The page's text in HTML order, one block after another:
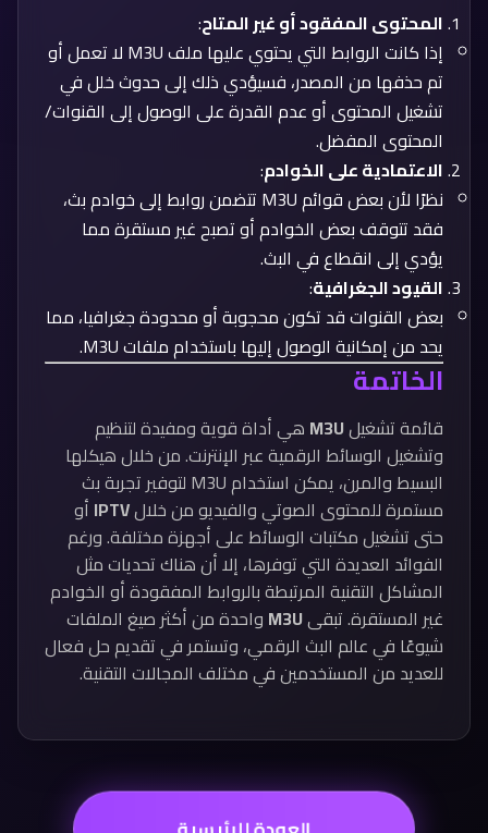
المحتوى المفقود أو غير المتاح:
إذا كانت الروابط التي يحتوي عليها ملف M3U لا تعمل أو
تم حذفها من المصدر، فسيؤدي ذلك إلى حدوث خلل في
تشغيل المحتوى أو عدم القدرة على الوصول إلى القنوات/
المحتوى المفضل.
الاعتمادية على الخوادم:
نظرًا لأن بعض قوائم M3U تتضمن روابط إلى خوادم بث،
فقد تتوقف بعض الخوادم أو تصبح غير مستقرة مما
يؤدي إلى انقطاع في البث.
القيود الجغرافية:
بعض القنوات قد تكون محجوبة أو محدودة جغرافيا، مما
يحد من إمكانية الوصول إليها باستخدام ملفات M3U.
الخاتمة
قائمة تشغيلM3U هي أداة قوية ومفيدة لتنظيم
وتشغيل الوسائط الرقمية عبر الإنترنت. من خلال هيكلها
البسيط والمرن، يمكن استخدام M3U لتوفير تجربة بث
مستمرة للمحتوى الصوتي والفيديو من خلالIPTV أو
حتى تشغيل مكتبات الوسائط على أجهزة مختلفة. ورغم
الفوائد العديدة التي توفرها، إلا أن هناك تحديات مثل
المشاكل التقنية المرتبطة بالروابط المفقودة أو الخوادم
غير المستقرة. تبقىM3U واحدة من أكثر صيغ الملفات
شيوعًا في عالم البث الرقمي، وتستمر في تقديم حل فعال
للعديد من المستخدمين في مختلف المجالات التقنية.